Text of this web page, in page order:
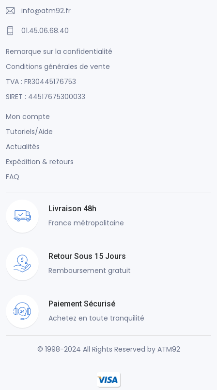
info@atm92.fr
01.45.06.68.40
Remarque sur la confidentialité
Conditions générales de vente
TVA : FR30445176753
SIRET : 44517675300033
Mon compte
Tutoriels/Aide
Actualités
Expédition & retours
FAQ
Livraison 48h
France métropolitaine
Retour Sous 15 Jours
Remboursement gratuit
Paiement Sécurisé
Achetez en toute tranquilité
© 1998-2024 All Rights Reserved by ATM92